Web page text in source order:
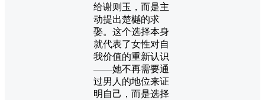
给谢则玉，而是主
动提出楚樾的求
娶。这个选择本身
就代表了女性对自
我价值的重新认识
——她不再需要通
过男人的地位来证
明自己，而是选择